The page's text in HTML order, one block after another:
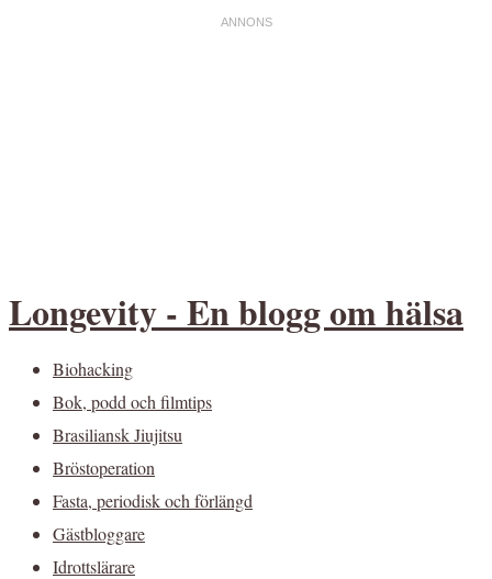
Longevity - En blogg om hälsa
Biohacking
Bok, podd och filmtips
Brasiliansk Jiujitsu
Bröstoperation
Fasta, periodisk och förlängd
Gästbloggare
Idrottslärare